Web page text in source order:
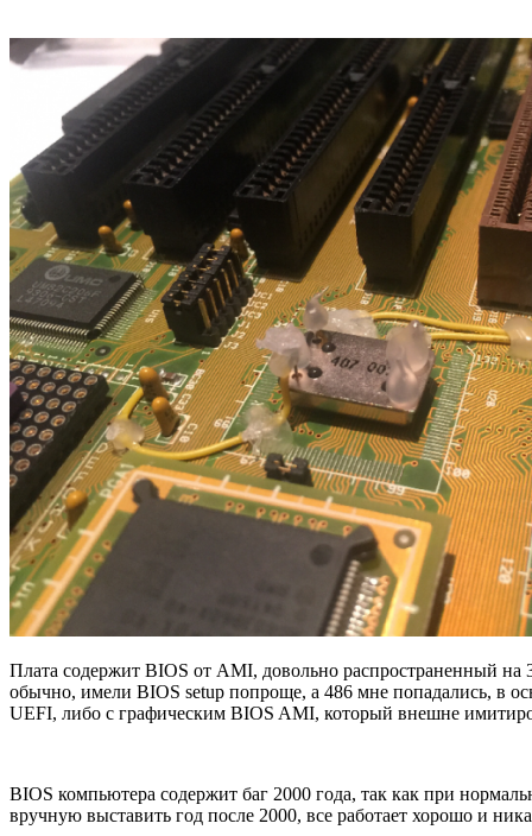
Плата содержит BIOS от AMI, довольно распространенный на
обычно, имели BIOS setup попроще, а 486 мне попадались, в
UEFI, либо с графическим BIOS AMI, который внешне
BIOS компьютера содержит баг 2000 года, так как при
вручную выставить год после 2000, все работает хорошо и